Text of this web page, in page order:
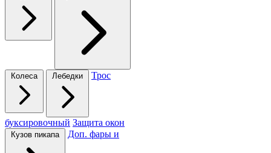
Колеса Лебедки Трос
буксировочный Защита окон
Кузов пикапа Доп. фары и